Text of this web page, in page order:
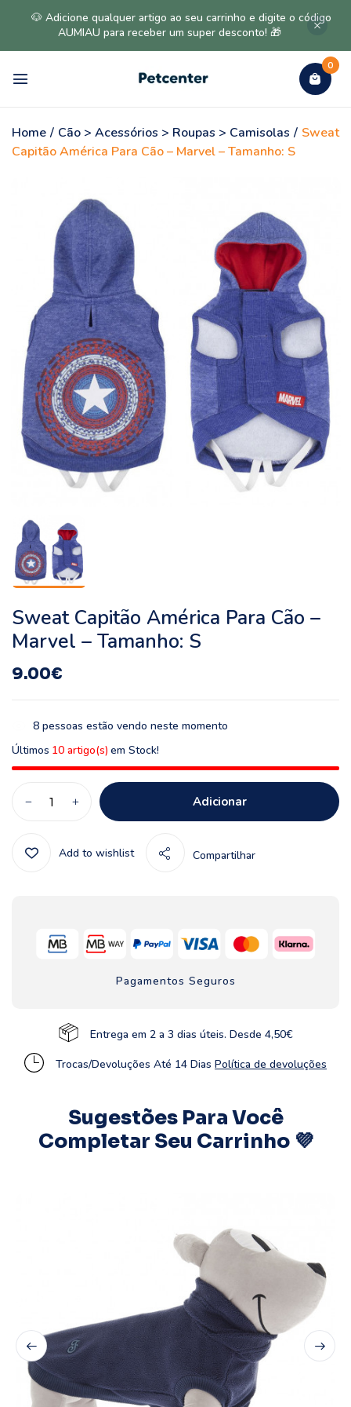
🐶 Adicione qualquer artigo ao seu carrinho e digite o código
AUMIAU para receber um super desconto! 🎁
0
Home / Cão > Acessórios > Roupas > Camisolas / Sweat
Capitão América Para Cão – Marvel – Tamanho: S
Sweat Capitão América Para Cão –
Marvel – Tamanho: S
9.00€
8 pessoas estão vendo neste momento
Últimos 10 artigo(s) em Stock!
Adicionar
Add to wishlist Compartilhar
Pagamentos Seguros
Entrega em 2 a 3 dias úteis. Desde 4,50€
Trocas/Devoluções Até 14 Dias Política de devoluções
Sugestões Para Você
Completar Seu Carrinho 💜